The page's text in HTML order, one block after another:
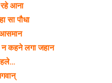
आना
सा पौधा
कहने लगा जहान